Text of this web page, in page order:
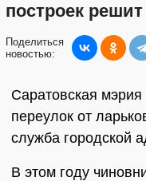
построек
Поделиться
новостью:
Саратовская
переулок от
служба городской
В этом году